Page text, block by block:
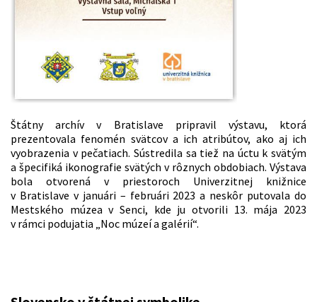
Štátny archív v Bratislave pripravil výstavu, ktorá
prezentovala fenomén svätcov a ich atribútov, ako aj ich
vyobrazenia v pečatiach. Sústredila sa tiež na úctu k svätým
a špecifiká ikonografie svätých v rôznych obdobiach. Výstava
bola otvorená v priestoroch Univerzitnej knižnice
v Bratislave v januári – februári 2023 a neskôr putovala do
Mestského múzea v Senci, kde ju otvorili 13. mája 2023
v rámci podujatia „Noc múzeí a galérií“.